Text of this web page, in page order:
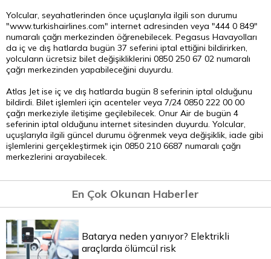
Yolcular, seyahatlerinden önce uçuşlarıyla ilgili son durumu
"www.turkishairlines.com" internet adresinden veya "444 0 849"
numaralı çağrı merkezinden öğrenebilecek. Pegasus Havayolları
da iç ve dış hatlarda bugün 37 seferini iptal ettiğini bildirirken,
yolcuların ücretsiz bilet değişikliklerini 0850 250 67 02 numaralı
çağrı merkezinden yapabileceğini duyurdu.
Atlas Jet ise iç ve dış hatlarda bugün 8 seferinin iptal olduğunu
bildirdi. Bilet işlemleri için acenteler veya 7/24 0850 222 00 00
çağrı merkeziyle iletişime geçilebilecek. Onur Air de bugün 4
seferinin iptal olduğunu internet sitesinden duyurdu. Yolcular,
uçuşlarıyla ilgili güncel durumu öğrenmek veya değişiklik, iade gibi
işlemlerini gerçekleştirmek için 0850 210 6687 numaralı çağrı
merkezlerini arayabilecek.
En Çok Okunan Haberler
Batarya neden yanıyor? Elektrikli
araçlarda ölümcül risk